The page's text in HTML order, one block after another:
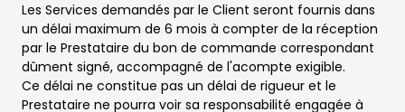
Les Services demandés par le Client seront fournis dans
un délai maximum de 6 mois à compter de la réception
par le Prestataire du bon de commande correspondant
dûment signé, accompagné de l'acompte exigible.
Ce délai ne constitue pas un délai de rigueur et le
Prestataire ne pourra voir sa responsabilité engagée à